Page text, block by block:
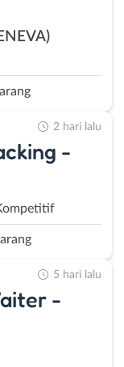
-
2 hari lalu
-
5 hari lalu